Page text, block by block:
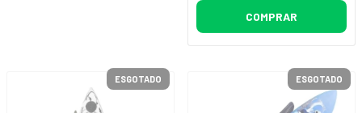
COMPRAR
ESGOTADO ESGOTADO